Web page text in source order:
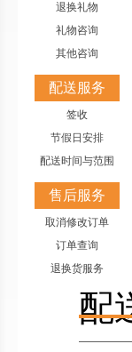
退换礼物
礼物咨询
其他咨询
配送服务
签收
节假日安排
配送时间与范围
售后服务
取消修改订单
订单查询
退换货服务
配